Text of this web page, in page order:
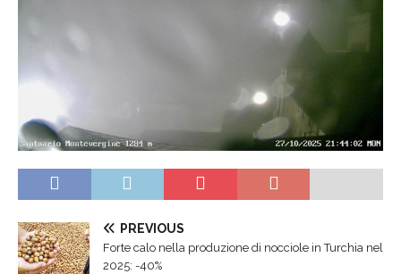
PREVIOUS
Forte calo nella produzione di nocciole in Turchia nel
2025: -40%